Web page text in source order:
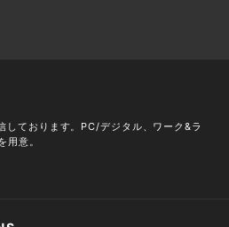
しております。PC/デジタル、ワーク&ラ
用意。